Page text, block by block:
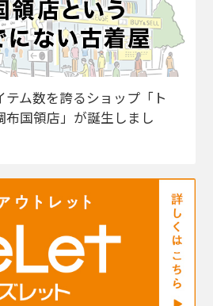
ム数を誇るショップ「ト
布国領店」が誕生しまし